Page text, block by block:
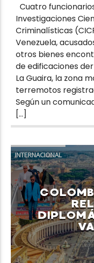
Cuatro
Investigaciones
Criminalísticas
Venezuela,
otros bienes
de edificaciones
La Guaira, la zona
terremotos
Según un
[…]
INTERNACIONAL